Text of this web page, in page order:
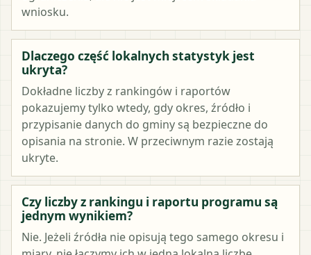
wniosku.
Dlaczego część lokalnych statystyk jest
ukryta?
Dokładne liczby z rankingów i raportów
pokazujemy tylko wtedy, gdy okres, źródło i
przypisanie danych do gminy są bezpieczne do
opisania na stronie. W przeciwnym razie zostają
ukryte.
Czy liczby z rankingu i raportu programu są
jednym wynikiem?
Nie. Jeżeli źródła nie opisują tego samego okresu i